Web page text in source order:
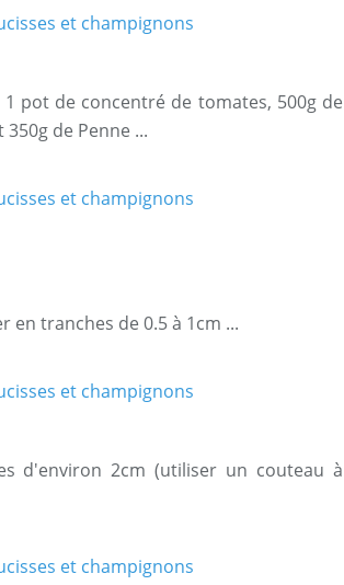
pot de concentré de tomates, 500g de
de Penne ...
en tranches de 0.5 à 1cm ...
d'environ 2cm (utiliser un couteau à